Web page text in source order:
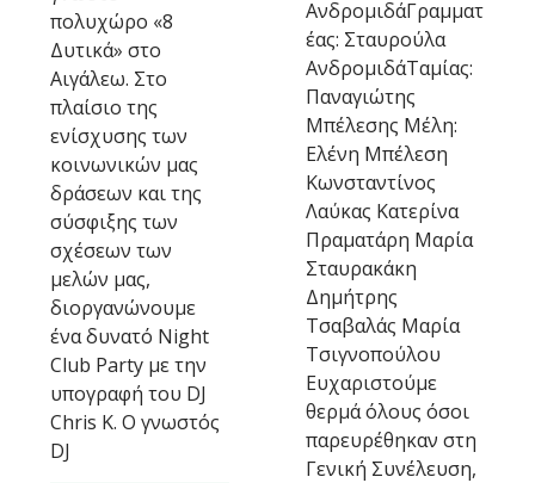
πολυχώρο «8
Δυτικά» στο
Αιγάλεω. Στο
πλαίσιο της
ενίσχυσης των
κοινωνικών μας
δράσεων και της
σύσφιξης των
σχέσεων των
μελών μας,
διοργανώνουμε
ένα δυνατό Night
Club Party με την
υπογραφή του DJ
Chris K. Ο γνωστός
DJ
ΑνδρομιδάΓραμματ
έας: Σταυρούλα
ΑνδρομιδάΤαμίας:
Παναγιώτης
Μπέλεσης Μέλη:
Ελένη Μπέλεση
Κωνσταντίνος
Λαύκας Κατερίνα
Πραματάρη Μαρία
Σταυρακάκη
Δημήτρης
Τσαβαλάς Μαρία
Τσιγνοπούλου
Ευχαριστούμε
θερμά όλους όσοι
παρευρέθηκαν στη
Γενική Συνέλευση,